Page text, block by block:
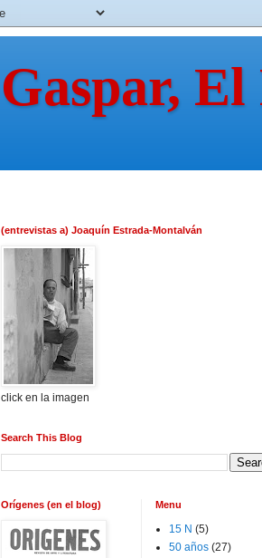
Gaspar,
(entrevistas a) Joaquín Estrada-Montalván
click en la imagen
Search This Blog
Orígenes (en el blog) Menu
15 N (5)
50 años (27)